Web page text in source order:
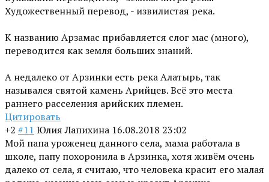
Художественный перевод, - извилистая река.
К названию Арзамас прибавляется слог мас (много),
переводится как земля больших знаний.
А недалеко от Арзинки есть река Алатырь, так
назывался святой камень Арийцев. Всё это места
раннего расселения арийских племен.
Цитировать
+2 #11 Юлия Лапихина 16.08.2018 23:02
Мой папа уроженец данного села, мама работала в
школе, папу похоронила в Арзинка, хотя живём очень
далеко от села, я считаю, что человека красит его малая